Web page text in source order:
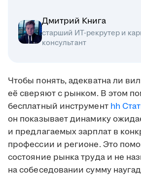
Дмитрий Книга
старший ИТ-рекрутер и
консультант
Чтобы понять, адекватна ли
её сверяют с рынком. В этом
бесплатный инструмент hh
он показывает динамику
и предлагаемых зарплат в
профессии и регионе. Это
состояние рынка труда и не
на собеседовании сумму